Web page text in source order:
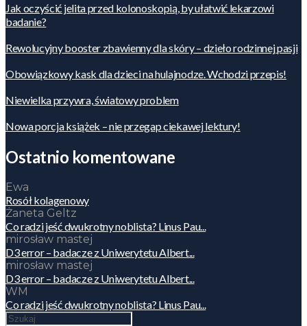
Jak oczyścić jelita przed kolonoskopią, by ułatwić lekarzowi
badanie?
Rewolucyjny booster zbawienny dla skóry – dzieło rodzinnej pasji
Obowiązkowy kask dla dzieci na hulajnodze. Wchodzi przepis!
Niewielka przywra, światowy problem
Nowa porcja książek – nie przegap ciekawej lektury!
Ostatnio komentowane
Ewa
Rosół kolagenowy
Żaneta Geltz
Co radzi jeść dwukrotny noblista? Linus Pau...
mirosław mastej
D3 error – badacze z Uniwerytetu Albert...
mirosław mastej
D3 error – badacze z Uniwerytetu Albert...
WM
Co radzi jeść dwukrotny noblista? Linus Pau...